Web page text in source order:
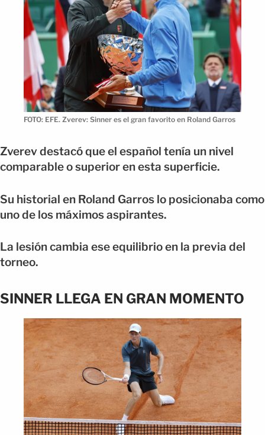
FOTO: EFE. Zverev: Sinner es el gran favorito en Roland Garros
Zverev destacó que el español tenía un nivel
comparable o superior en esta superficie.
Su historial en Roland Garros lo posicionaba como
uno de los máximos aspirantes.
La lesión cambia ese equilibrio en la previa del
torneo.
SINNER LLEGA EN GRAN MOMENTO